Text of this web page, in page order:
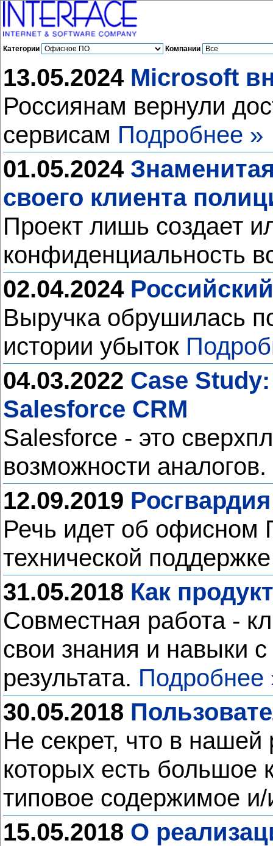
Категории Компании
13.05.2024 Microsoft
Россиянам вернули
сервисам Подробнее »
01.05.2024
своего клиента
Проект лишь создает
конфиденциальность
02.04.2024
Выручка обрушилась
истории убыток
04.03.2022 Case
Salesforce CRM
Salesforce - это
возможности аналогов.
12.09.2019
Речь идет об
технической
31.05.2018 Как
Совместная работа -
свои знания и навыки
результата. Подробнее
30.05.2018
Не секрет, что в нашей
которых есть большое
типовое содержимое
15.05.2018 О